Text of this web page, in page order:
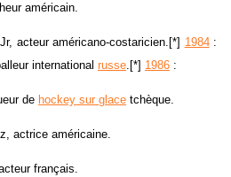
américain.
acteur américano-costaricien.[*] 1984:
international russe.[*] 1986 :
de hockey sur glace tchèque.
actrice américaine.
français.